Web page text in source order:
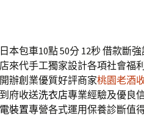
本包車10點 50分 12秒借款斷
來代手工獨家設計各項社會福
辦創業優質好評商家桃園老酒
府收送洗衣店專業經驗及優良
裝置專營各式運用保養診斷值